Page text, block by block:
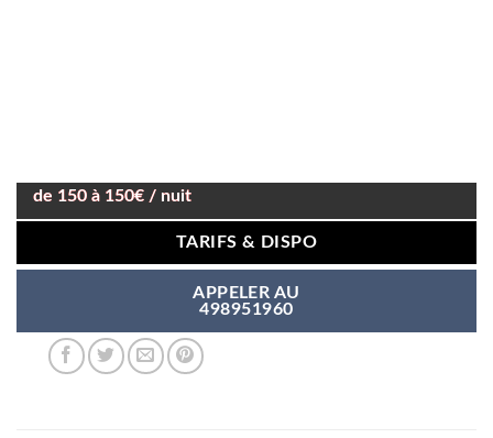
de 150 à 150€ / nuit
TARIFS & DISPO
APPELER AU
498951960